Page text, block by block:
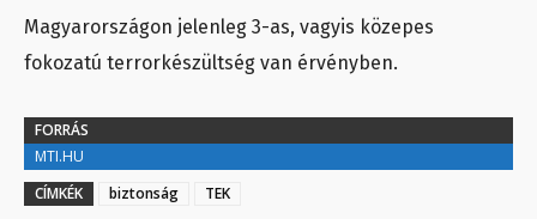
Magyarországon jelenleg 3-as, vagyis közepes
fokozatú terrorkészültség van érvényben.
FORRÁS
MTI.HU
CÍMKÉK
biztonság TEK